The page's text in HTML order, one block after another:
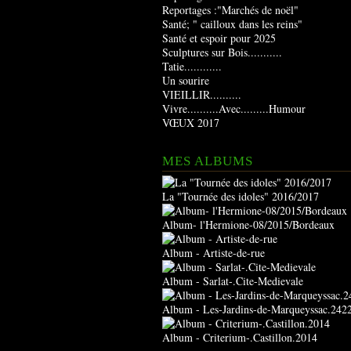
Reportages :"Marchés de noël"
Santé; " cailloux dans les reins"
Santé et espoir pour 2025
Sculptures sur Bois...........
Tatie............
Un sourire
VIEILLIR..........
Vivre..........Avec.........Humour
VŒUX 2017
MES ALBUMS
La "Tournée des idoles" 2016/2017
Album- l'Hermione-08/2015/Bordeaux
Album - Artiste-de-rue
Album - Sarlat-.Cite-Medievale
Album - Les-Jardins-de-
Album - Criterium-.Castillon.2014